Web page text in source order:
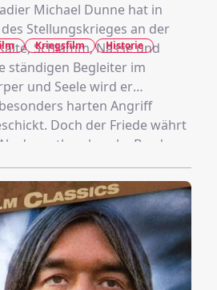
Michael Dunne hat in
Stellungskrieges an der
Schlamm, Nässe und
ständigen Begleiter im
und Seele wird er
harten Angriff
Doch der Friede währt
der asthmakranke Bruder
sich mit einem Trick zum
auch er in die
Er will David unter allen
Hause bringen. Aber
einem Angriff in die Hände
fordert gnadenlos seine
Kriegsfilm Historie